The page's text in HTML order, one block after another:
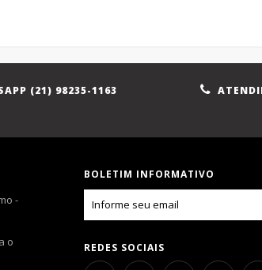
(21) 98235-1163
-
o
BOLETIM INFORMATIVO
REDES SOCIAIS